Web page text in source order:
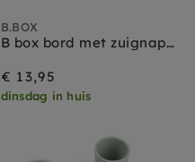
B.BOX
B box bord met zuignap 2 in 1 sage
€ 13,95
dinsdag in huis